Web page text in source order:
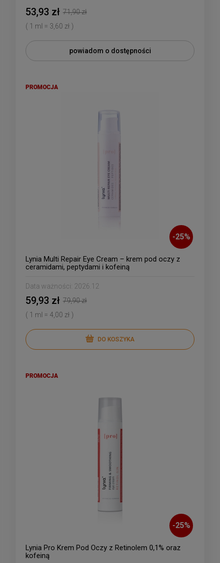
53,93 zł 71,90 zł
( 1 ml = 3,60 zł )
powiadom o dostępności
-25%
Lynia Multi Repair Eye Cream – krem pod oczy z
ceramidami, peptydami i kofeiną
Data ważności: 2026.12
59,93 zł 79,90 zł
( 1 ml = 4,00 zł )
DO KOSZYKA
PROMOCJA
-25%
Lynia Pro Krem Pod Oczy z Retinolem 0,1% oraz
kofeiną
PROMOCJA